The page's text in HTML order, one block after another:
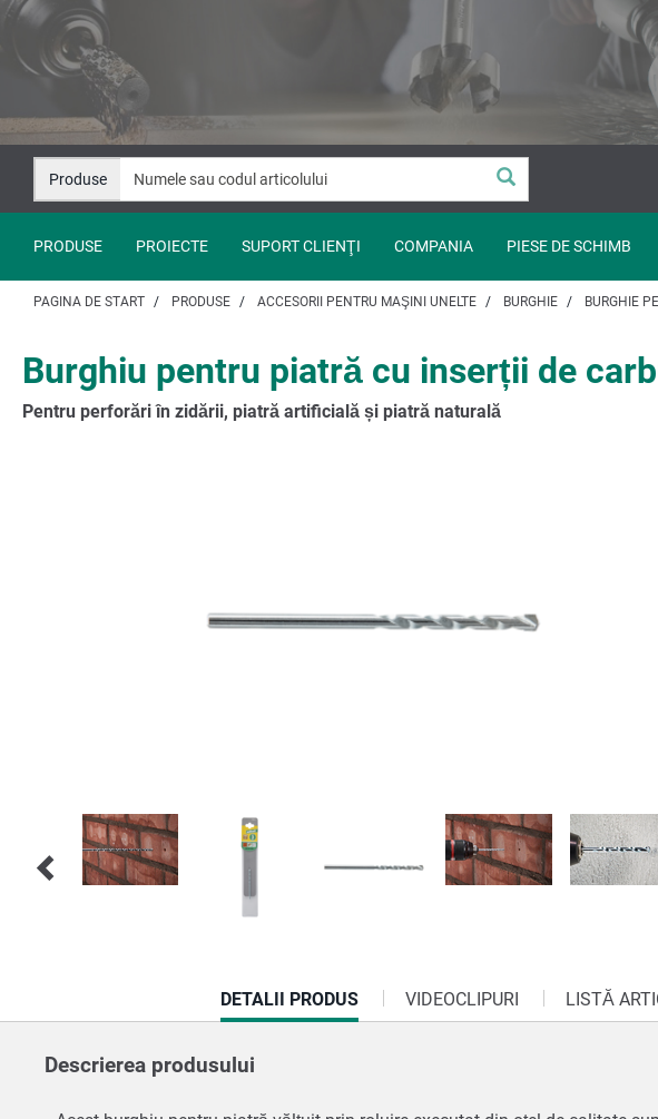
Salt
conținut
Salt
navigare
Produse
PRODUSE PROIECTE SUPORT CLIENŢI COMPANIA PIESE DE SCHIMB
PAGINA DE START PRODUSE ACCESORII PENTRU MAŞINI UNELTE BURGHIE BURGHIE
Burghiu pentru piatră cu inserții de
Pentru perforări în zidării, piatră artificială și piatră naturală
CURRENT
TAB:
DETALII PRODUS VIDEOCLIPURI LISTĂ
Descrierea produsului